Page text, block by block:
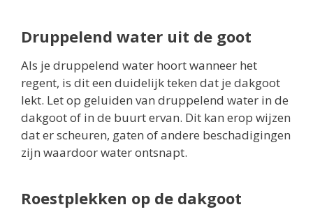
Druppelend water uit de goot
Als je druppelend water hoort wanneer het
regent, is dit een duidelijk teken dat je dakgoot
lekt. Let op geluiden van druppelend water in de
dakgoot of in de buurt ervan. Dit kan erop wijzen
dat er scheuren, gaten of andere beschadigingen
zijn waardoor water ontsnapt.
Roestplekken op de dakgoot